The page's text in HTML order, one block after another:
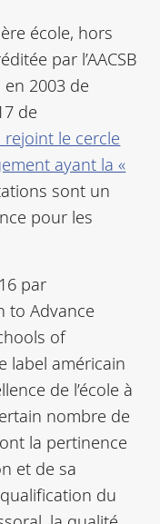
école, hors
par l’AACSB
2003 de
de
rejoint le cercle
ayant la «
sont un
pour les
par
to Advance
of
label américain
de l’école à
nombre de
la pertinence
et de sa
du